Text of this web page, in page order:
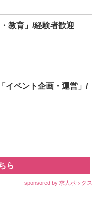
教育」/経験者歓迎
イベント企画・運営」/
ら
sponsored by 求人ボックス